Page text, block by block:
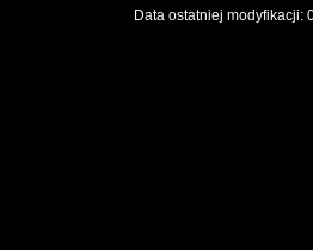
Data ostatniej